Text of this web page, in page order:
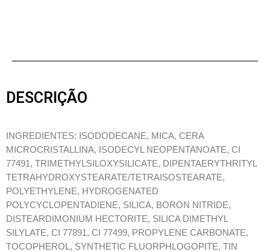
DESCRIÇÃO
INGREDIENTES: ISODODECANE, MICA, CERA
MICROCRISTALLINA, ISODECYL NEOPENTANOATE, CI
77491, TRIMETHYLSILOXYSILICATE, DIPENTAERYTHRITYL
TETRAHYDROXYSTEARATE/TETRAISOSTEARATE,
POLYETHYLENE, HYDROGENATED
POLYCYCLOPENTADIENE, SILICA, BORON NITRIDE,
DISTEARDIMONIUM HECTORITE, SILICA DIMETHYL
SILYLATE, CI 77891, CI 77499, PROPYLENE CARBONATE,
TOCOPHEROL, SYNTHETIC FLUORPHLOGOPITE, TIN